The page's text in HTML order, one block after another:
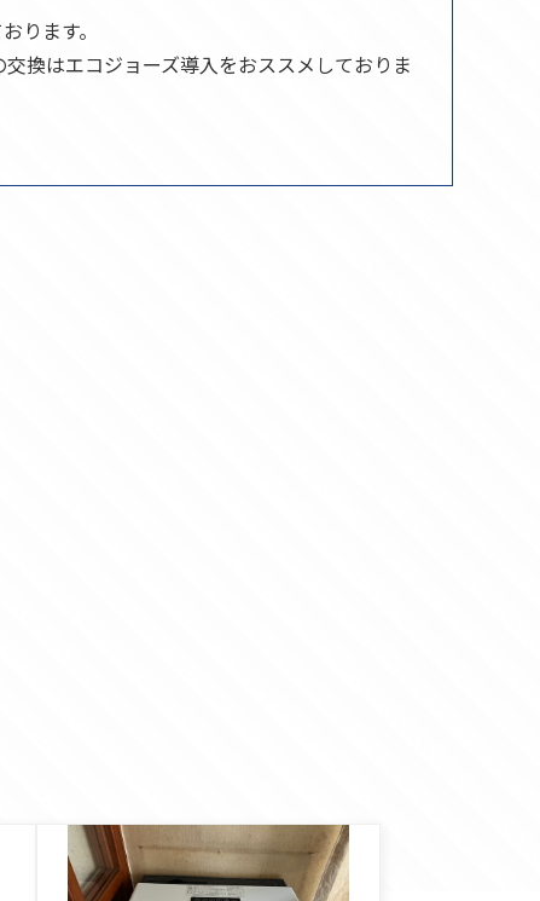
ります。
換はエコジョーズ導入をおススメしておりま